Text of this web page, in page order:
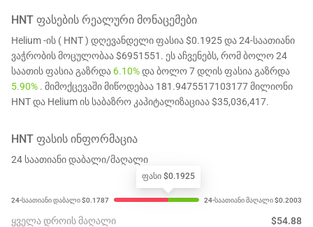
HNT ᲤᲐᲡᲔᲑᲘᲡ ᲠᲔᲐᲚᲣᲠᲘ ᲛᲝᲜᲐᲪᲔᲛᲔᲑᲘ
Helium -ის ( HNT ) დღევანდელი ფასია $0.1925 და 24-საათიანი
ვაჭრობის მოცულობაა $6951551. ეს აჩვენებს, რომ ბოლო 24
საათის ფასია გაზრდა6.10%და ბოლო 7 დღის ფასია გაზრდა
5.90% . მიმოქცევაში მიწოდებაა 181.9475517103177 მილიონი
HNT და Helium ის საბაზრო კაპიტალიზაციაა $35,036,417.
HNT ᲤᲐᲡᲘᲡ ᲘᲜᲤᲝᲠᲛᲐᲪᲘᲐ
24 საათიანი დაბალი/მაღალი
ფასი $0.1925
ყველა დროის მაღალი $54.88